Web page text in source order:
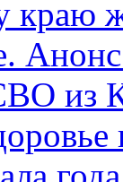
краю
из